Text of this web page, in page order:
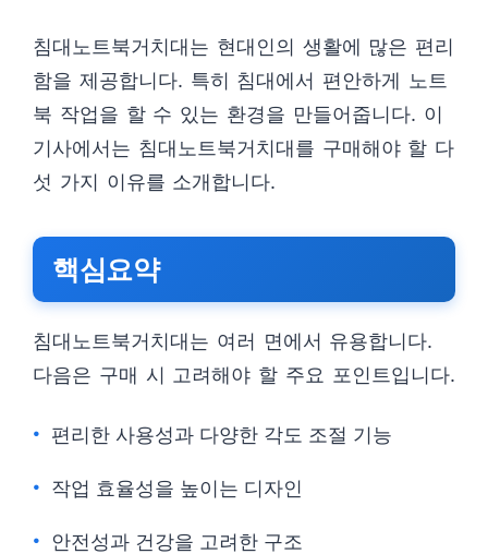
침대노트북거치대는 현대인의 생활에 많은 편리
함을 제공합니다. 특히 침대에서 편안하게 노트
북 작업을 할 수 있는 환경을 만들어줍니다. 이
기사에서는 침대노트북거치대를 구매해야 할 다
섯 가지 이유를 소개합니다.
핵심요약
침대노트북거치대는 여러 면에서 유용합니다.
다음은 구매 시 고려해야 할 주요 포인트입니다.
편리한 사용성과 다양한 각도 조절 기능
작업 효율성을 높이는 디자인
안전성과 건강을 고려한 구조